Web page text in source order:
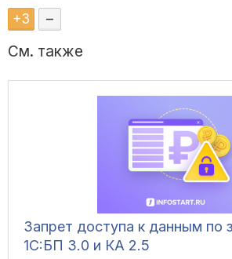
+3 –
См. также
Запрет доступа к данным по
1C:БП 3.0 и КА 2.5